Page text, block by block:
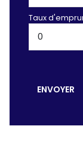
Taux
ENVOYER